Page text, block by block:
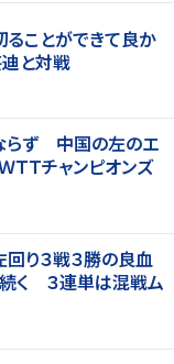
ることができて良か
と対戦
ならず 中国の左のエ
Ｔチャンピオンズ
回り３戦３勝の良血
く ３連単は混戦ム